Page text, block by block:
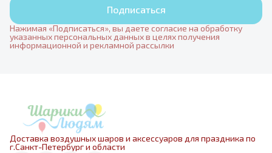
Подписаться
Нажимая «Подписаться», вы даете согласие на обработку
указанных персональных данных в целях получения
информационной и рекламной рассылки
Доставка воздушных шаров и аксессуаров для праздника по
г.Санкт-Петербург и области